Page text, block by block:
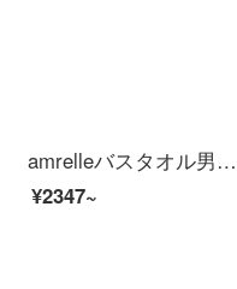
amrelleバスタオル男女家庭用出口日本綿吸水速乾柔らかいタオル三点セットホテルラクダ色バスタオル1枚+タオル1枚
¥2347~